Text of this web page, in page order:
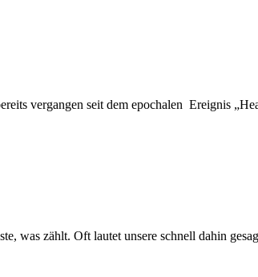
vergangen seit dem epochalen Ereignis
was zählt. Oft lautet unsere schnell dahin